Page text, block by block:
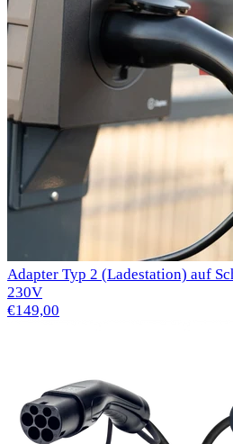
Adapter Typ 2 (Ladestation) auf
230V
€149,00